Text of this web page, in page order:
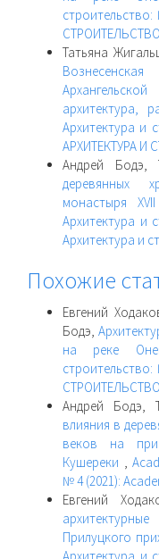
строительство:
СТРОИТЕЛЬСТВО
Татьяна
архитектура,
Архитектура и
АРХИТЕКТУРА И
Андрей Бодэ,
деревянных
монастыря
Архитектура и
Архитектура и
Похожие
Евгений
Бодэ,
на реке
строительство:
СТРОИТЕЛЬСТВО
Андрей Бодэ,
влияния в
веков на
Кушереки ,
№ 4 (2021):
Евгений
Прилуцкого